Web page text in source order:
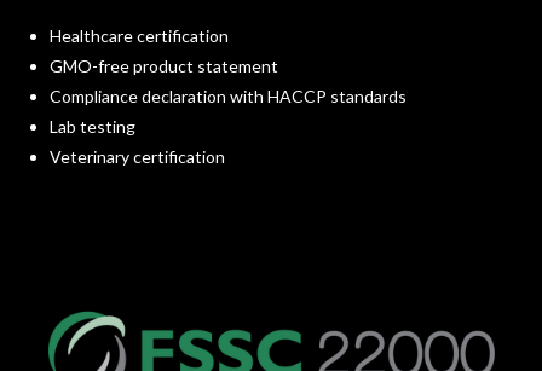
Healthcare certification
GMO-free product statement
Compliance declaration with HACCP standards
Lab testing
Veterinary certification